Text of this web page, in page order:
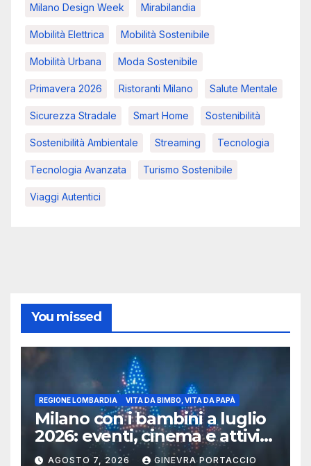
Milano Design Week Mirabilandia
Mobilità Elettrica Mobilità Sostenibile
Mobilità Urbana Moda Sostenibile
Primavera 2026 Ristoranti Milano Salute Mentale
Sicurezza Stradale Smart Home Sostenibilità
Sostenibilità Ambientale Streaming Tecnologia
Tecnologia Avanzata Turismo Sostenibile
Viaggi Autentici
You missed
REGIONE LOMBARDIA VITA DA BIMBO, VITA DA PAPÀ
Milano con i bambini a luglio
2026: eventi, cinema e attività
per famiglie
AGOSTO 7, 2026 GINEVRA PORTACCIO